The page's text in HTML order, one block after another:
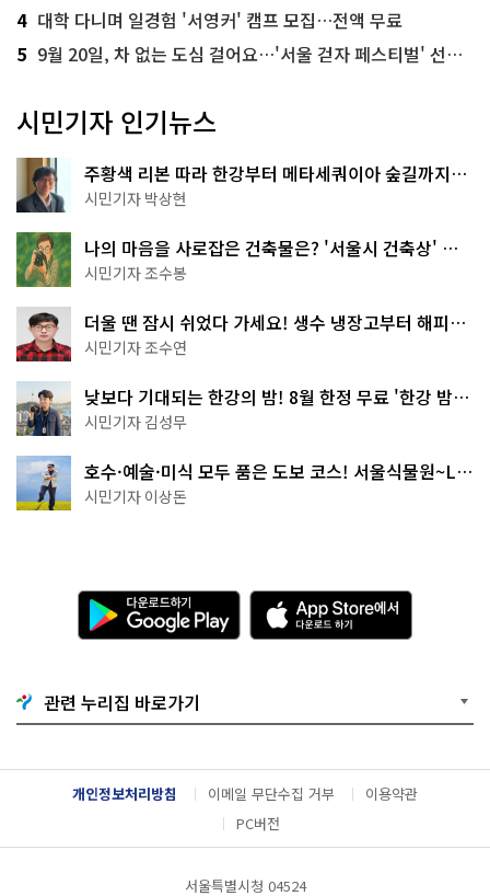
4 대학 다니며 일경험 '서영커' 캠프 모집…전액 무료
5 9월 20일, 차 없는 도심 걸어요…'서울 걷자 페스티벌' 선착순 5천명
시민기자 인기뉴스
주황색 리본 따라 한강부터 메타세쿼이아 숲길까지…
서울둘레길 15코스
시민기자 박상현
나의 마음을 사로잡은 건축물은? '서울시 건축상' 수
상작 공개!
시민기자 조수봉
더울 땐 잠시 쉬었다 가세요! 생수 냉장고부터 해피소
·무더위쉼터까지
시민기자 조수연
낮보다 기대되는 한강의 밤! 8월 한정 무료 '한강 밤
핑' 예약은?
시민기자 김성무
호수·예술·미식 모두 품은 도보 코스! 서울식물원~LG
아트센터~마곡테라스거리
시민기자 이상돈
다
운
로
기
G
o
g
l
e
A
p
p
e
서
다
운
관련 누리집 바로가기
개인정보처리방침 이메일 무단수집 거부
이용약관
PC버전
서울특별시청 04524